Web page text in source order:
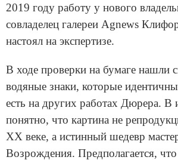
2019 году работу у нового
совладелец галереи Agnews
настоял на экспертизе.
В ходе проверки на бумаге нашли
водяные знаки, которые
есть на других работах Дюрера. В
понятно, что картина не
XX веке, а истинный шедевр
Возрождения. Предполагается,